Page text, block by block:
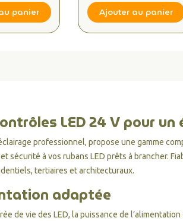
panier Ajouter au panier
LED 24 V pour un
professionnel, propose une gamme
sécurité à vos rubans LED prêts à brancher.
tertiaires et architecturaux.
adaptée
de vie des LED, la puissance de